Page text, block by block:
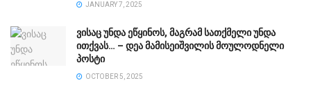
JANUARY 7, 2025
ვისაც უნდა ეწყინოს, მაგრამ სათქმელი უნდა
ითქვას… – დეა მამისეიშვილის მოულოდნელი
პოსტი
OCTOBER 5, 2025